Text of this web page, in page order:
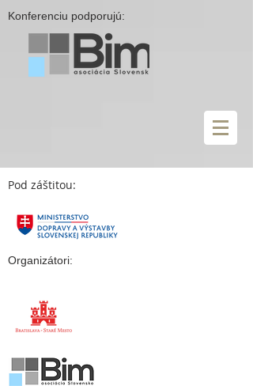
Konferenciu podporujú:
Pod záštitou:
Organizátori: